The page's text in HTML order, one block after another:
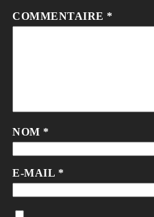
COMMENTAIRE *
NOM *
E-MAIL *